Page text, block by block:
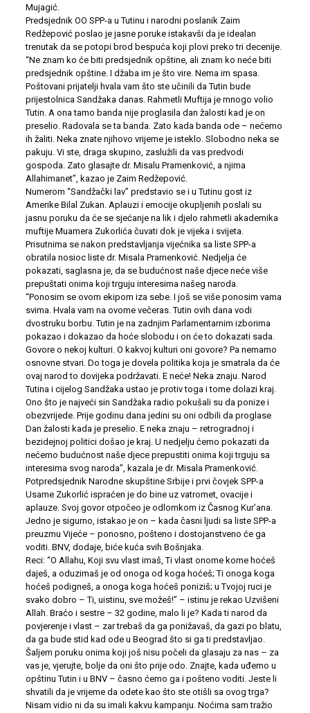
Mujagić.
Predsjednik OO SPP-a u Tutinu i narodni poslanik Zaim
Redžepović poslao je jasne poruke istakavši da je idealan
trenutak da se potopi brod bespuća koji plovi preko tri decenije.
“Ne znam ko će biti predsjednik opštine, ali znam ko neće biti
predsjednik opštine. I džaba im je što vire. Nema im spasa.
Poštovani prijatelji hvala vam što ste učinili da Tutin bude
prijestolnica Sandžaka danas. Rahmetli Muftija je mnogo volio
Tutin. A ona tamo banda nije proglasila dan žalosti kad je on
preselio. Radovala se ta banda. Zato kada banda ode – nećemo
ih žaliti. Neka znate njihovo vrijeme je isteklo. Slobodno neka se
pakuju. Vi ste, draga skupino, zaslužili da vas predvodi
gospoda. Zato glasajte dr. Misalu Pramenković, a njima
Allahimanet”, kazao je Zaim Redžepović.
Numerom “Sandžački lav” predstavio se i u Tutinu gost iz
Amerike Bilal Zukan. Aplauzi i emocije okupljenih poslali su
jasnu poruku da će se sjećanje na lik i djelo rahmetli akademika
muftije Muamera Zukorlića čuvati dok je vijeka i svijeta.
Prisutnima se nakon predstavljanja vijećnika sa liste SPP-a
obratila nosioc liste dr. Misala Pramenković. Nedjelja će
pokazati, saglasna je, da se budućnost naše djece neće više
prepuštati onima koji trguju interesima našeg naroda.
“Ponosim se ovom ekipom iza sebe. I još se više ponosim vama
svima. Hvala vam na ovome večeras. Tutin ovih dana vodi
dvostruku borbu. Tutin je na zadnjim Parlamentarnim izborima
pokazao i dokazao da hoće slobodu i on će to dokazati sada.
Govore o nekoj kulturi. O kakvoj kulturi oni govore? Pa nemamo
osnovne stvari. Do toga je dovela politika koja je smatrala da će
ovaj narod to dovijeka podržavati. E neće! Neka znaju. Narod
Tutina i cijelog Sandžaka ustao je protiv toga i tome dolazi kraj.
Ono što je najveći sin Sandžaka radio pokušali su da ponize i
obezvrijede. Prije godinu dana jedini su oni odbili da proglase
Dan žalosti kada je preselio. E neka znaju – retrogradnoj i
bezidejnoj politici došao je kraj. U nedjelju ćemo pokazati da
nećemo budućnost naše djece prepustiti onima koji trguju sa
interesima svog naroda”, kazala je dr. Misala Pramenković.
Potpredsjednik Narodne skupštine Srbije i prvi čovjek SPP-a
Usame Zukorlić ispraćen je do bine uz vatromet, ovacije i
aplauze. Svoj govor otpočeo je odlomkom iz Časnog Kur’ana.
Jedno je sigurno, istakao je on – kada časni ljudi sa liste SPP-a
preuzmu Vijeće – ponosno, pošteno i dostojanstveno će ga
voditi. BNV, dodaje, biće kuća svih Bošnjaka.
Reci: “O Allahu, Koji svu vlast imaš, Ti vlast onome kome hoćeš
daješ, a oduzimaš je od onoga od koga hoćeš; Ti onoga koga
hoćeš podigneš, a onoga koga hoćeš poniziš; u Tvojoj ruci je
svako dobro – Ti, uistinu, sve možeš!” – istinu je rekao Uzvišeni
Allah. Braćo i sestre – 32 godine, malo li je? Kada ti narod da
povjerenje i vlast – zar trebaš da ga ponižavaš, da gazi po blatu,
da ga bude stid kad ode u Beograd što si ga ti predstavljao.
Šaljem poruku onima koji još nisu počeli da glasaju za nas – za
vas je, vjerujte, bolje da oni što prije odo. Znajte, kada uđemo u
opštinu Tutin i u BNV – časno ćemo ga i pošteno voditi. Jeste li
shvatili da je vrijeme da odete kao što ste otišli sa ovog trga?
Nisam vidio ni da su imali kakvu kampanju. Noćima sam tražio